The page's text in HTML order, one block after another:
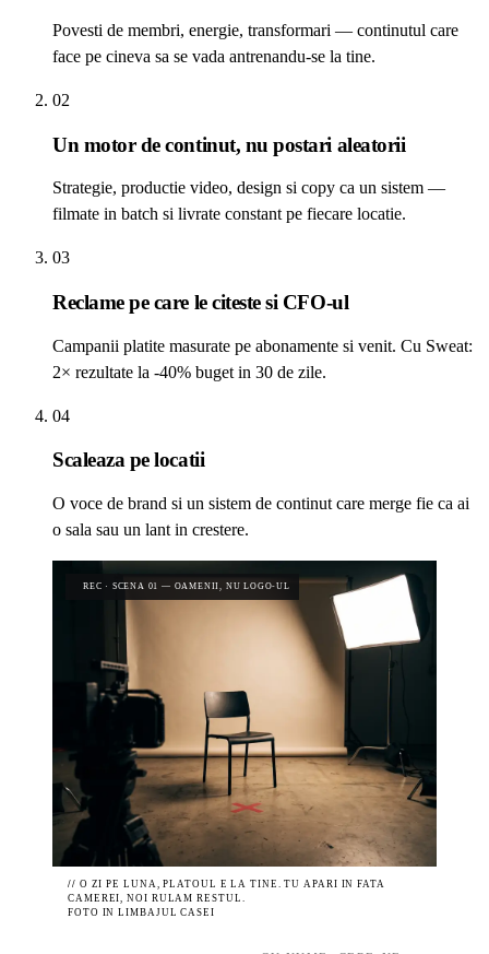
Povesti de membri, energie, transformari — continutul care
face pe cineva sa se vada antrenandu-se la tine.
02
Un motor de continut, nu postari aleatorii
Strategie, productie video, design si copy ca un sistem —
filmate in batch si livrate constant pe fiecare locatie.
03
Reclame pe care le citeste si CFO-ul
Campanii platite masurate pe abonamente si venit. Cu Sweat:
2× rezultate la -40% buget in 30 de zile.
04
Scaleaza pe locatii
O voce de brand si un sistem de continut care merge fie ca ai
o sala sau un lant in crestere.
REC · SCENA 01 — OAMENII, NU LOGO-UL
// O ZI PE LUNA, PLATOUL E LA TINE. TU APARI IN FATA
CAMEREI, NOI RULAM RESTUL.
FOTO IN LIMBAJUL CASEI